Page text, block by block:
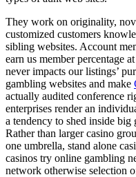
They work on originality,
customized customers
sibling websites. Account
earn us member percentage
never impacts our listings’
gambling websites and make
actually audited conference
enterprises render an
a tendency to shed inside
Rather than larger casino
one umbrella, stand alone
casinos try online gambling
network otherwise selection